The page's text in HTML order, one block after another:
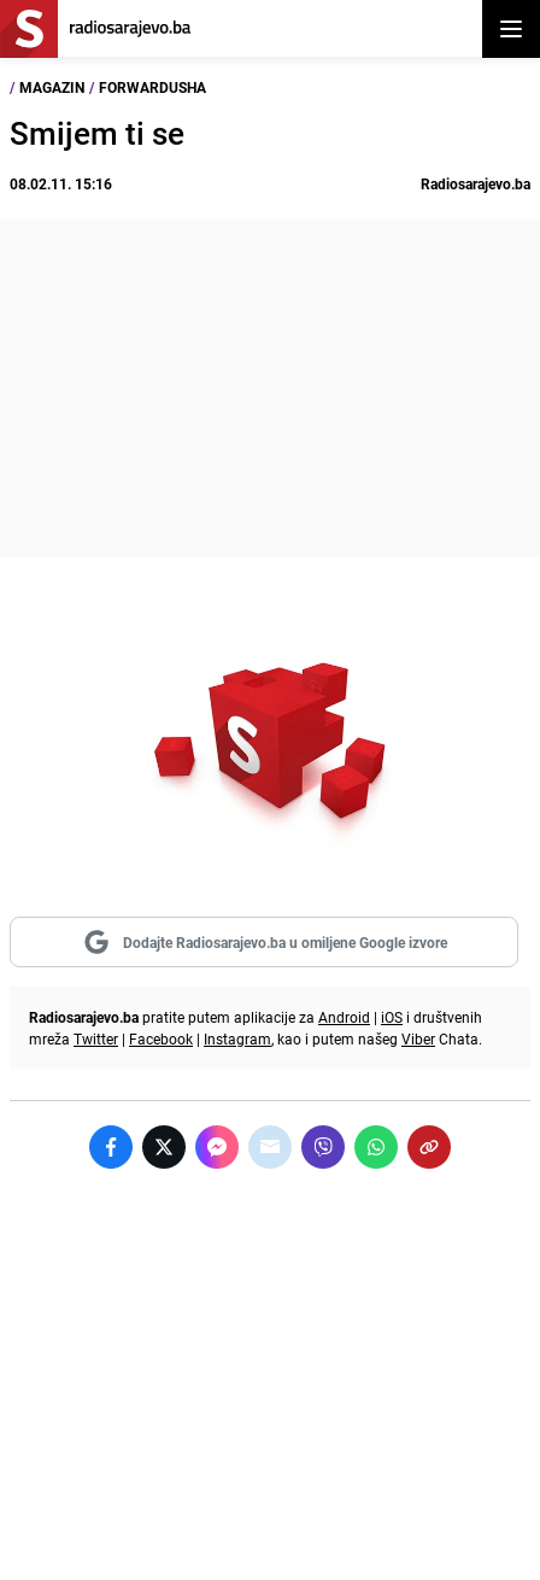
/ MAGAZIN / FORWARDUSHA
Smijem ti se
08.02.11. 15:16 Radiosarajevo.ba
Dodajte Radiosarajevo.ba u omiljene Google izvore
Radiosarajevo.bapratite putem aplikacije za Android | iOS i društvenih
mreža Twitter | Facebook | Instagram, kao i putem našeg ViberChata.